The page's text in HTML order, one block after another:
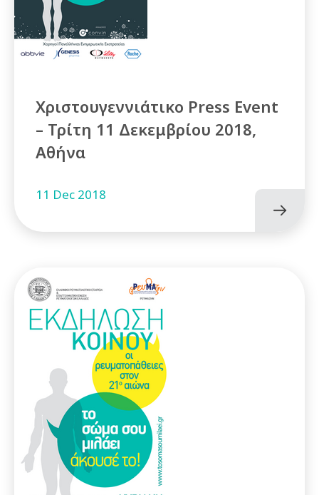
Χριστουγεννιάτικο Press Event
– Τρίτη 11 Δεκεμβρίου 2018,
Αθήνα
11 Dec 2018